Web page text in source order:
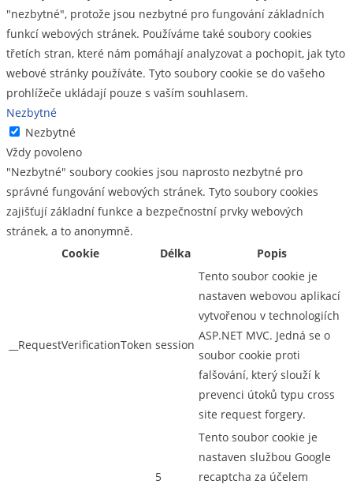
"nezbytné", protože jsou nezbytné pro fungování základních
funkcí webových stránek. Používáme také soubory cookies
třetích stran, které nám pomáhají analyzovat a pochopit, jak tyto
webové stránky používáte. Tyto soubory cookie se do vašeho
prohlížeče ukládají pouze s vaším souhlasem.
Nezbytné
Nezbytné
Vždy povoleno
"Nezbytné" soubory cookies jsou naprosto nezbytné pro
správné fungování webových stránek. Tyto soubory cookies
zajišťují základní funkce a bezpečnostní prvky webových
stránek, a to anonymně.
Cookie
Délka Popis
__RequestVerificationToken session
Tento soubor cookie je
nastaven webovou aplikací
vytvořenou v technologiích
ASP.NET MVC. Jedná se o
soubor cookie proti
falšování, který slouží k
prevenci útoků typu cross
site request forgery.
5
Tento soubor cookie je
nastaven službou Google
recaptcha za účelem